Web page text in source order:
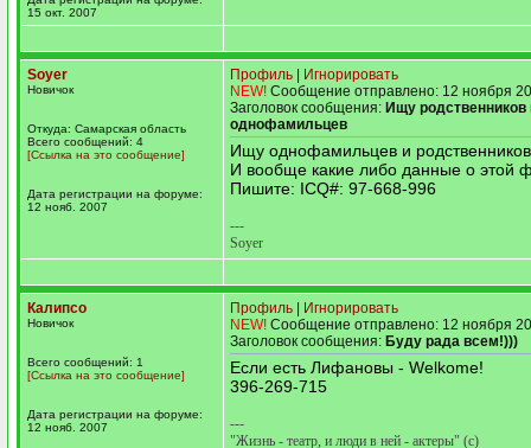
15 окт. 2007
Soyer
Новичок
Откуда: Самарская область
Всего сообщений: 4
[Ссылка на это сообщение]
Дата регистрации на форуме:
12 нояб. 2007
Профиль
Игнорировать
NEW! Сообщение отправлено: 12 ноября
Заголовок сообщения: Ищу родственников
однофамильцев
Ищу однофамильцев и
И вообще какие либо данные о этой
Пишите: ICQ#: 97-668-996
---
Soyer
Калипсо
Новичок
Всего сообщений: 1
[Ссылка на это сообщение]
Дата регистрации на форуме:
12 нояб. 2007
Профиль
Игнорировать
NEW! Сообщение отправлено: 12 ноября
Заголовок сообщения: Буду рада всем!)))
Если есть Лифановы - Welkome!
396-269-715
---
"Жизнь - театр, и люди в ней - актеры" (с)